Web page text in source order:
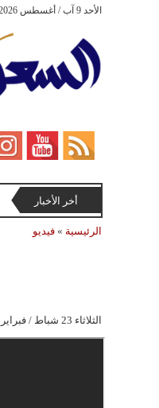
الأحد 9 آب / أغسطس 2026
أخر الأخبار
الرئيسية »فيديو
02:01 2021 الثلاثاء 23 شباط / فبراير